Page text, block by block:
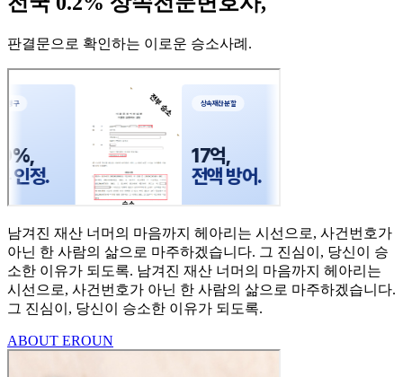
판결문으로 확인하는 이로운 승소사례 .
남겨진 재산 너머의 마음까지 헤아리는 시선으로, 사건번호가
아닌 한 사람의 삶으로 마주하겠습니다. 그 진심이, 당신이 승
소한 이유가 되도록. 남겨진 재산 너머의 마음까지 헤아리는
시선으로, 사건번호가 아닌 한 사람의 삶으로 마주하겠습니다.
그 진심이, 당신이 승소한 이유가 되도록.
ABOUT EROUN